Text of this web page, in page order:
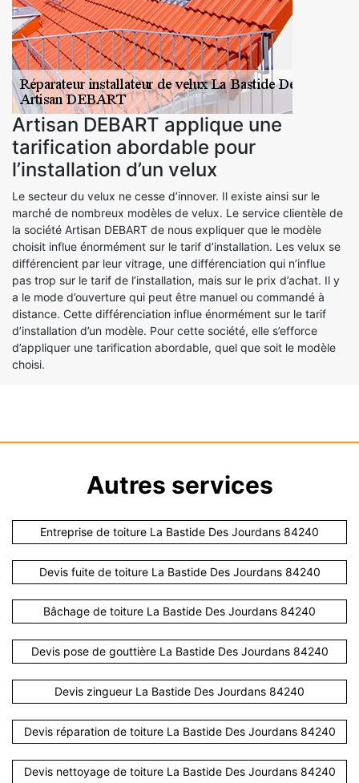
Artisan DEBART applique une
tarification abordable pour
l’installation d’un velux
Le secteur du velux ne cesse d’innover. Il existe ainsi sur le
marché de nombreux modèles de velux. Le service clientèle de
la société Artisan DEBART de nous expliquer que le modèle
choisit influe énormément sur le tarif d’installation. Les velux se
différencient par leur vitrage, une différenciation qui n’influe
pas trop sur le tarif de l’installation, mais sur le prix d’achat. Il y
a le mode d’ouverture qui peut être manuel ou commandé à
distance. Cette différenciation influe énormément sur le tarif
d’installation d’un modèle. Pour cette société, elle s’efforce
d’appliquer une tarification abordable, quel que soit le modèle
choisi.
Autres services
Entreprise de toiture La Bastide Des Jourdans 84240
Devis fuite de toiture La Bastide Des Jourdans 84240
Bâchage de toiture La Bastide Des Jourdans 84240
Devis pose de gouttière La Bastide Des Jourdans 84240
Devis zingueur La Bastide Des Jourdans 84240
Devis réparation de toiture La Bastide Des Jourdans 84240
Devis nettoyage de toiture La Bastide Des Jourdans 84240